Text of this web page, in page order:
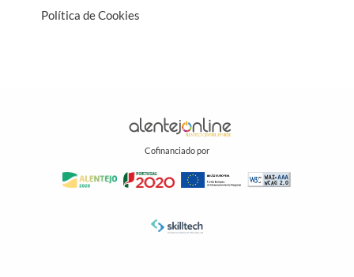
Política de Cookies
Cofinanciado por